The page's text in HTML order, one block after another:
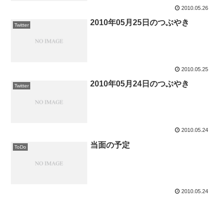
2010.05.26
Twitter 2010年05月25日のつぶやき
2010.05.25
Twitter 2010年05月24日のつぶやき
2010.05.24
ToDo 当面の予定
2010.05.24